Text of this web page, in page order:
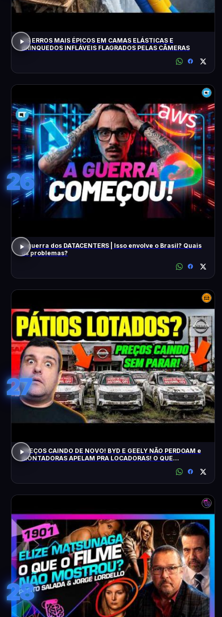
OS ERROS MAIS ÉPICOS EM CAMAS ELÁSTICAS E
BRINQUEDOS INFLÁVEIS FLAGRADOS PELAS CÂMERAS
26
A guerra dos DATACENTERS | Isso envolve o Brasil? Quais
os problemas?
27
PREÇOS CAINDO DE NOVO! BYD E GEELY NÃO PERDOAM e
MONTADORAS APELAM PRA LOCADORAS! O QUE
28